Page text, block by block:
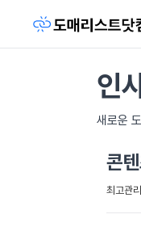
인
새로운
콘
최고관